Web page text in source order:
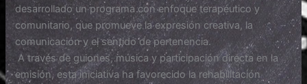
desarrollado un programa con enfoque terapéutico y
comunitario, que promueve la expresión creativa, la
comunicación y el sentido de pertenencia.
A través de guiones, música y participación directa en la
emisión, esta iniciativa ha favorecido la rehabilitación